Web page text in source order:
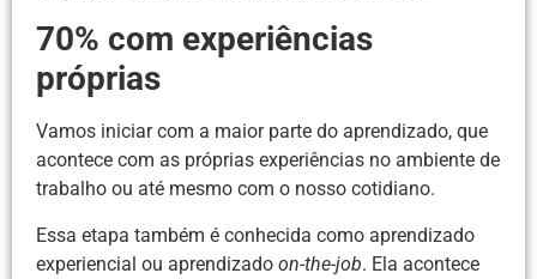
70% com experiências
próprias
Vamos iniciar com a maior parte do aprendizado, que
acontece com as próprias experiências no ambiente de
trabalho ou até mesmo com o nosso cotidiano.
Essa etapa também é conhecida como aprendizado
experiencial ou aprendizado on-the-job. Ela acontece